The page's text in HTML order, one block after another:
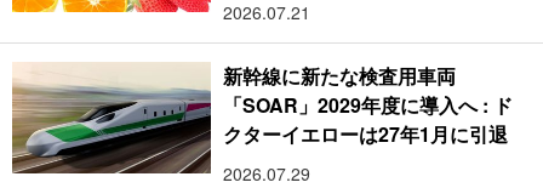
2026.07.21
新幹線に新たな検査用車両
「SOAR」2029年度に導入へ : ド
クターイエローは27年1月に引退
2026.07.29